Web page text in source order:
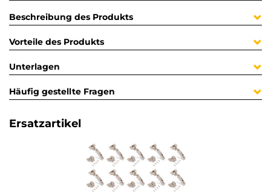
Beschreibung des Produkts
Vorteile des Produkts
Unterlagen
Häufig gestellte Fragen
Ersatzartikel